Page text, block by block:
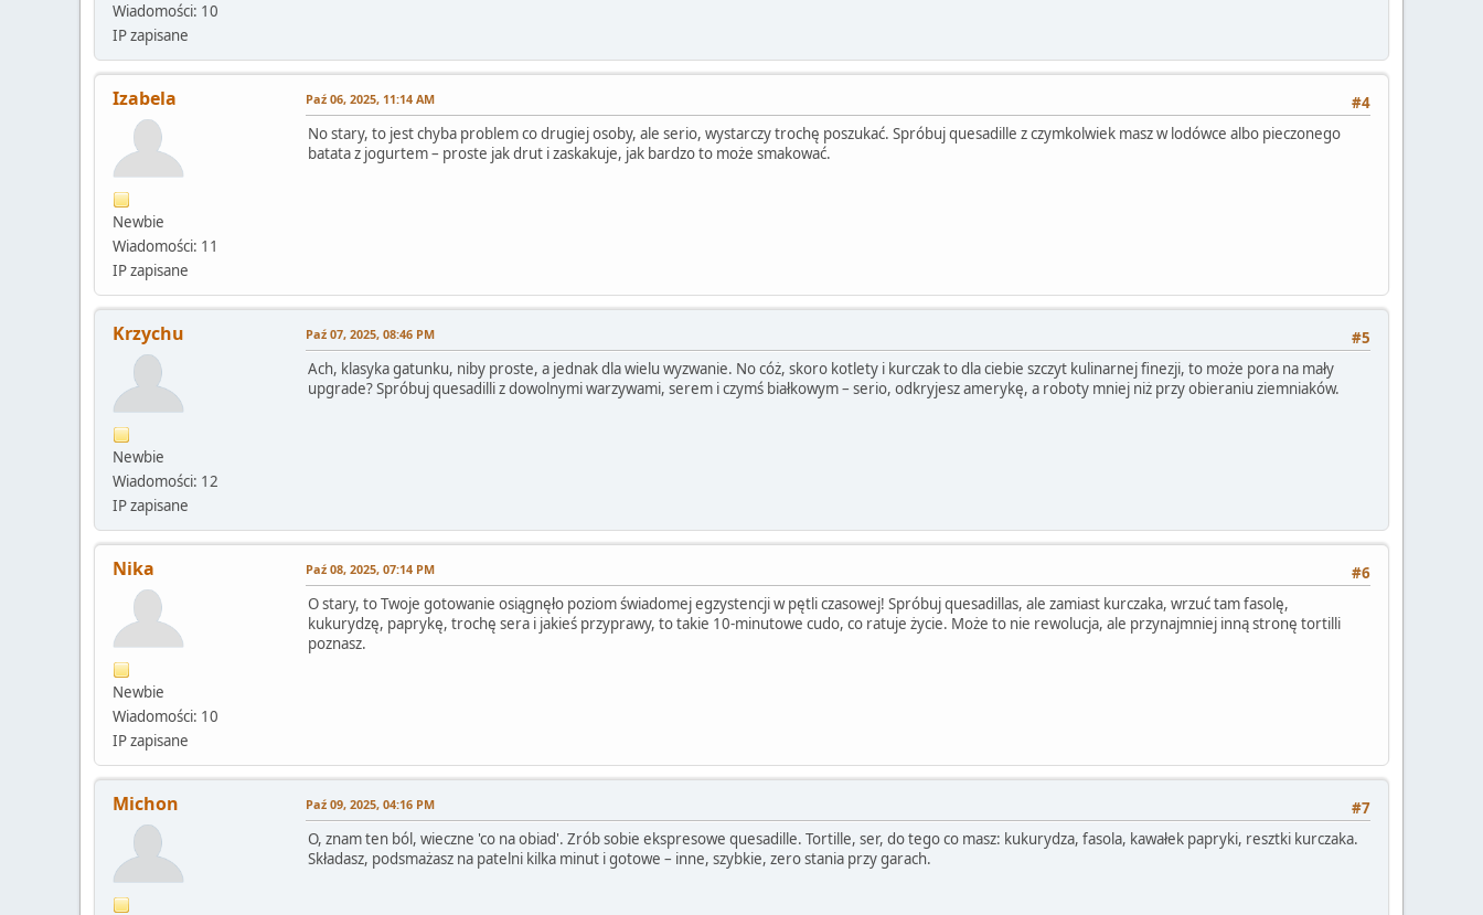
Wiadomości: 10
IP zapisane
Izabela
Newbie
Wiadomości: 11
IP zapisane
#4
Paź 06, 2025, 11:14 AM
No stary, to jest chyba problem co drugiej osoby, ale serio, wystarczy trochę poszukać. Spróbuj quesadille z czymkolwiek masz w lodówce albo pieczonego
batata z jogurtem – proste jak drut i zaskakuje, jak bardzo to może smakować.
Krzychu
Newbie
Wiadomości: 12
IP zapisane
#5
Paź 07, 2025, 08:46 PM
Ach, klasyka gatunku, niby proste, a jednak dla wielu wyzwanie. No cóż, skoro kotlety i kurczak to dla ciebie szczyt kulinarnej finezji, to może pora na mały
upgrade? Spróbuj quesadilli z dowolnymi warzywami, serem i czymś białkowym – serio, odkryjesz amerykę, a roboty mniej niż przy obieraniu ziemniaków.
Nika
Newbie
Wiadomości: 10
IP zapisane
#6
Paź 08, 2025, 07:14 PM
O stary, to Twoje gotowanie osiągnęło poziom świadomej egzystencji w pętli czasowej! Spróbuj quesadillas, ale zamiast kurczaka, wrzuć tam fasolę,
kukurydzę, paprykę, trochę sera i jakieś przyprawy, to takie 10-minutowe cudo, co ratuje życie. Może to nie rewolucja, ale przynajmniej inną stronę tortilli
poznasz.
Michon #7
Paź 09, 2025, 04:16 PM
O, znam ten ból, wieczne 'co na obiad'. Zrób sobie ekspresowe quesadille. Tortille, ser, do tego co masz: kukurydza, fasola, kawałek papryki, resztki kurczaka.
Składasz, podsmażasz na patelni kilka minut i gotowe – inne, szybkie, zero stania przy garach.